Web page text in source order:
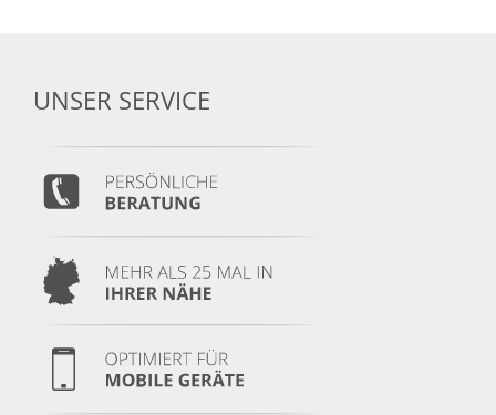
Lagerung
UNSER SERVICE